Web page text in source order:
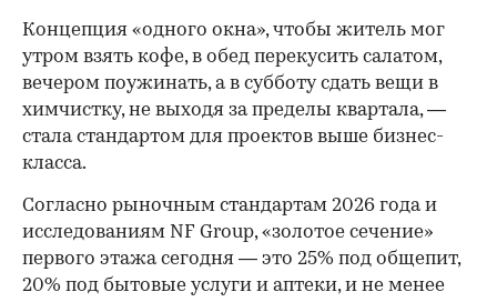
Концепция «одного окна», чтобы житель мог
утром взять кофе, в обед перекусить салатом,
вечером поужинать, а в субботу сдать вещи в
химчистку, не выходя за пределы квартала, —
стала стандартом для проектов выше бизнес-
класса.
Согласно рыночным стандартам 2026 года и
исследованиям NF Group, «золотое сечение»
первого этажа сегодня — это 25% под общепит,
20% под бытовые услуги и аптеки, и не менее